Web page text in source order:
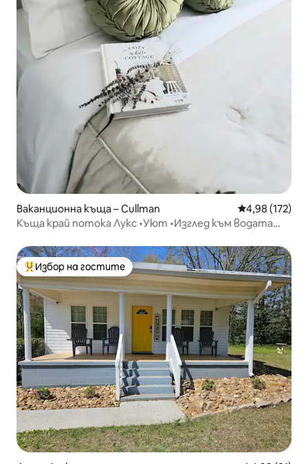
Ваканционна къща – Cullman Средна
4,98 (172)
Къща край потока Лукс •Уют •Изглед към водата
Най-популярен избор на гостите
Избор на гостите